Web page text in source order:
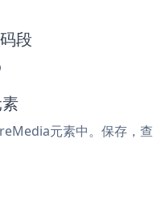
段
元素中。保存，